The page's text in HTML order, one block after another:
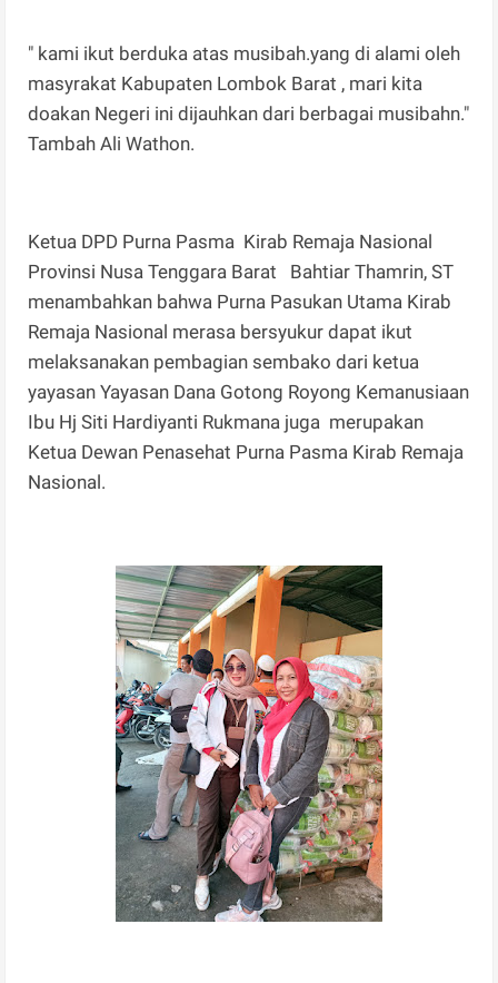
" kami ikut berduka atas musibah.yang di alami oleh
masyrakat Kabupaten Lombok Barat , mari kita
doakan Negeri ini dijauhkan dari berbagai musibahn."
Tambah Ali Wathon.
Ketua DPD Purna Pasma Kirab Remaja Nasional
Provinsi Nusa Tenggara Barat Bahtiar Thamrin, ST
menambahkan bahwa Purna Pasukan Utama Kirab
Remaja Nasional merasa bersyukur dapat ikut
melaksanakan pembagian sembako dari ketua
yayasan Yayasan Dana Gotong Royong Kemanusiaan
Ibu Hj Siti Hardiyanti Rukmana juga merupakan
Ketua Dewan Penasehat Purna Pasma Kirab Remaja
Nasional.